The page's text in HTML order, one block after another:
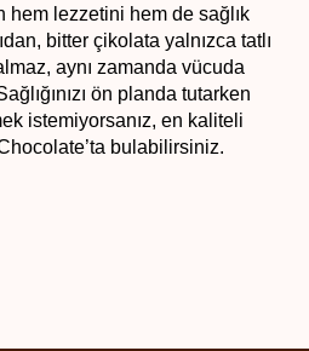
hem lezzetini hem de sağlık
bitter çikolata yalnızca tatlı
aynı zamanda vücuda
ön planda tutarken
istemiyorsanız, en kaliteli
bulabilirsiniz.